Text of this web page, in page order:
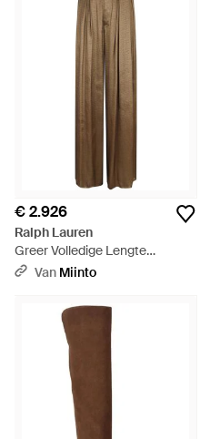
€ 2.926
Ralph Lauren
Greer Volledige Lengte
Geplooid - Naturel
Van Miinto